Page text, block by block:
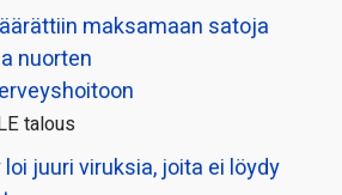
maksamaan satoja
nuorten
talous
juuri viruksia, joita ei löydy